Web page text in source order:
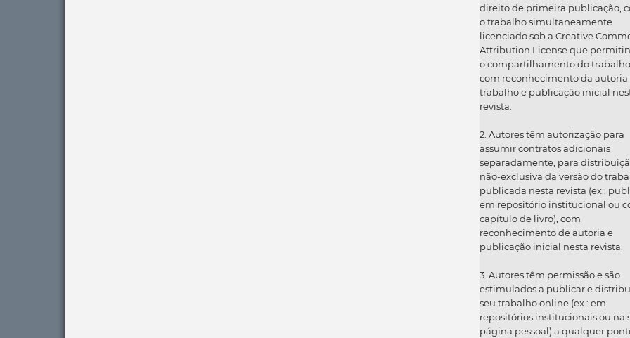
direito de primeira publicação,
o trabalho simultaneamente
licenciado sob a Creative
Attribution License que
o compartilhamento do trabalho
com reconhecimento da autoria
trabalho e publicação inicial
revista.
2. Autores têm autorização para
assumir contratos adicionais
separadamente, para
não-exclusiva da versão do
publicada nesta revista (ex.:
em repositório institucional ou
capítulo de livro), com
reconhecimento de autoria e
publicação inicial nesta revista.
3. Autores têm permissão e são
estimulados a publicar e
seu trabalho online (ex.: em
repositórios institucionais ou na
página pessoal) a qualquer